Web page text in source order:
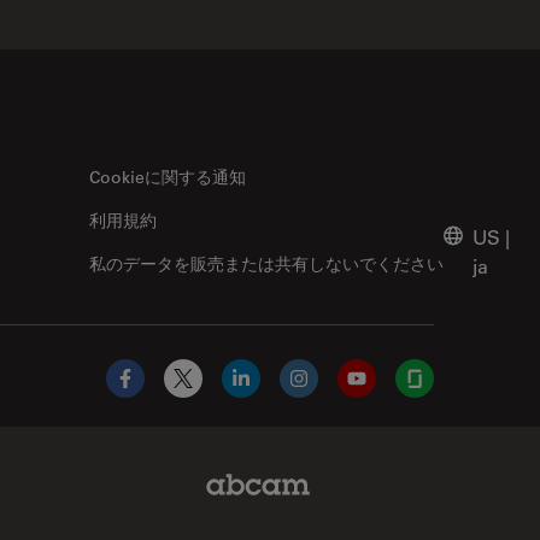
Cookieに関する通知
私のデータを販売または共有しないでください
利用規約
US |
ja
Facebook
X LinkedInInstagramYouTubeGlassdoor